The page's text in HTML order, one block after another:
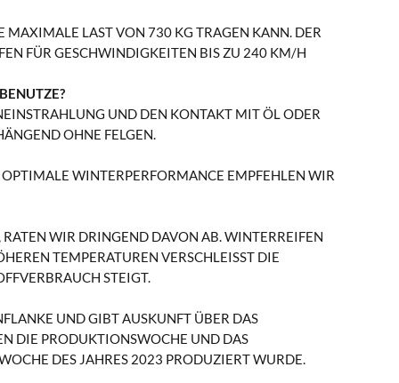
MAXIMALE LAST VON 730 KG TRAGEN KANN. DER
FÜR GESCHWINDIGKEITEN BIS ZU 240 KM/H
UND DEN KONTAKT MIT ÖL ODER
OHNE FELGEN.
WINTERPERFORMANCE EMPFEHLEN WIR
WIR DRINGEND DAVON AB. WINTERREIFEN
TEMPERATUREN VERSCHLEISST DIE G
STEIGT.
UND GIBT AUSKUNFT ÜBER DAS
DIE PRODUKTIONSWOCHE UND DAS
DES JAHRES 2023 PRODUZIERT WURDE.